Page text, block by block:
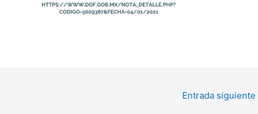
Entrada siguiente